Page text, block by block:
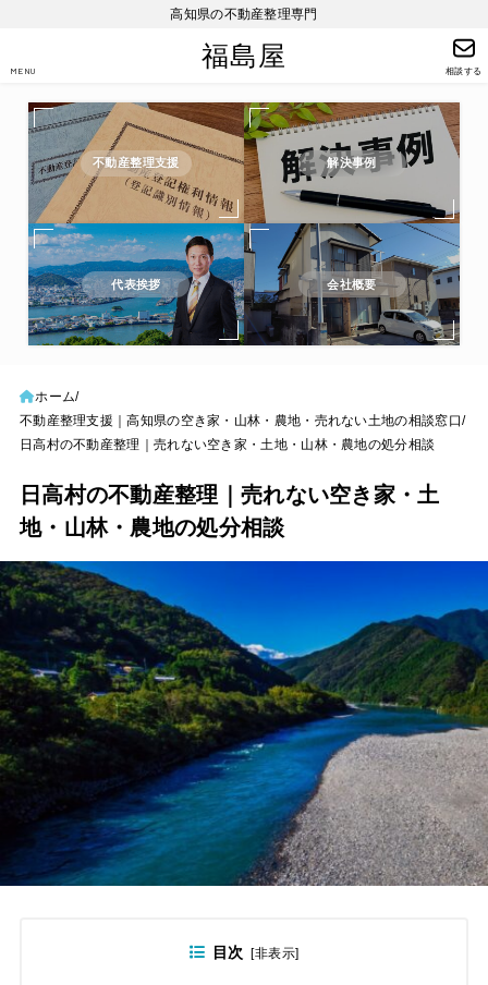
高知県の不動産整理専門
福島屋 相談する
MENU
不動産整理支援 解決事例
代表挨拶 会社概要
ホーム
不動産整理支援｜高知県の空き家・山林・農地・売れない土地の相談窓口
日高村の不動産整理｜売れない空き家・土地・山林・農地の処分相談
日高村の不動産整理｜売れない空き家・土
地・山林・農地の処分相談
目次 [非表示]